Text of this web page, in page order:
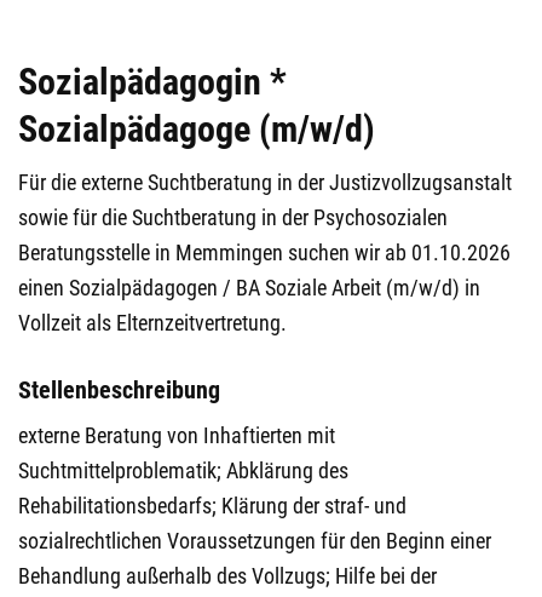
Sozialpädagogin *
Sozialpädagoge (m/w/d)
Für die externe Suchtberatung in der Justizvollzugsanstalt
sowie für die Suchtberatung in der Psychosozialen
Beratungsstelle in Memmingen suchen wir ab 01.10.2026
einen Sozialpädagogen / BA Soziale Arbeit (m/w/d) in
Vollzeit als Elternzeitvertretung.
Stellenbeschreibung
externe Beratung von Inhaftierten mit
Suchtmittelproblematik; Abklärung des
Rehabilitationsbedarfs; Klärung der straf- und
sozialrechtlichen Voraussetzungen für den Beginn einer
Behandlung außerhalb des Vollzugs; Hilfe bei der